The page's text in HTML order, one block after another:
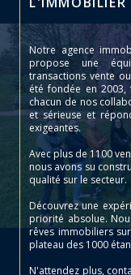
Notre agence
propose une
transactions vente
été fondée en
chacun de nos
et sérieuse et
exigeantes.
Avec plus de 1100
nous avons su
qualité sur le secteur.
Découvrez une
priorité absolue.
rêves immobiliers
plateau des 1000
N'attendez plus,